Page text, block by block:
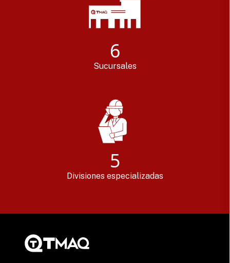
6
Sucursales
5
Divisiones especializadas